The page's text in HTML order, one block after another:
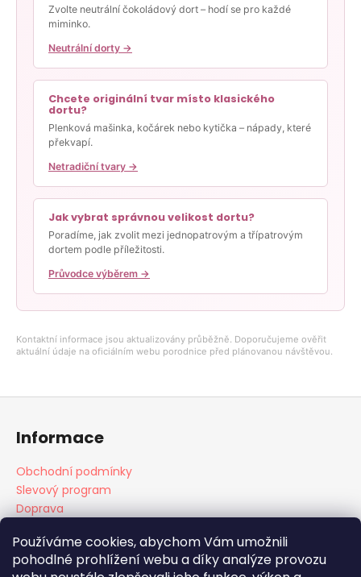
Používáme cookies, abychom Vám umožnili
pohodlné prohlížení webu a díky analýze provozu
Zvolte neutrální čokoládový dort – hodí se pro každé
miminko.
Neutrální dorty →
Chcete originální tvar místo klasického
dortu?
Plenková mašinka, kočárek nebo kytička – nápady, které
překvapí.
Netradiční tvary →
Jak vybrat správnou velikost dortu?
Poradíme, jak zvolit mezi jednopatrovým a třípatrovým
dortem podle příležitosti.
Průvodce výběrem →
Kontaktní informace jsou aktualizovány průběžně. Doporučujeme ověřit
aktuální údaje na oficiálním webu porodnice před plánovanou návštěvou.
Z
í
Informace
Obchodní podmínky
Slevový program
Doprava